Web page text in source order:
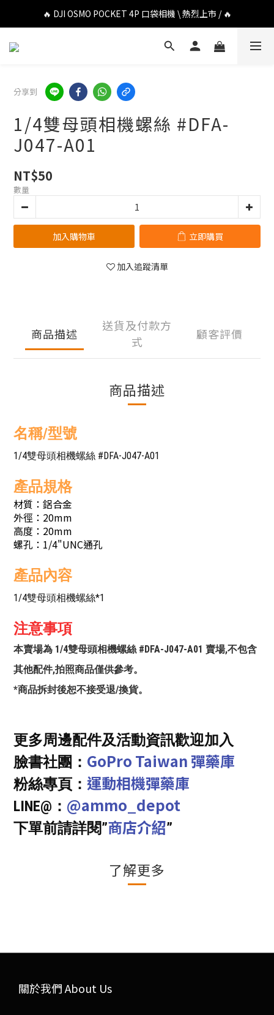
🔥 DJI OSMO POCKET 4P 口袋相機 \ 熱烈上市 / 🔥
🔥 DJI OSMO POCKET 4P 口袋相機 \ 熱烈上市 / 🔥
🔥 Insta360 Luna Ultra 雲台相機 \ 熱烈上市 / 🔥
🔥 DJI OSMO POCKET 4P 口袋相機 \ 熱烈上市 / 🔥
分享到
1/4雙母頭相機螺絲 #DFA-
J047-A01
NT$50
數量
加入購物車 立即購買
加入追蹤清單
商品描述
送貨及付款方
式
顧客評價
商品描述
名稱/型號
1/4雙母頭相機螺絲 #DFA-J047-A01
產品規格
材質：鋁合金
外徑：20mm
高度：20mm
螺孔：1/4"UNC通孔
產品內容
1/4雙母頭相機螺絲*1
注意事項
本賣場為 1/4雙母頭相機螺絲 #DFA-J047-A01 賣場,不包含
其他配件,拍照商品僅供參考。
*商品拆封後恕不接受退/換貨。
更多周邊配件及活動資訊歡迎加入
臉書社團： GoPro Taiwan 彈藥庫
粉絲專頁： 運動相機彈藥庫
LINE@： @ammo_depot
下單前請詳閱”商店介紹”
了解更多
關於我們 About Us